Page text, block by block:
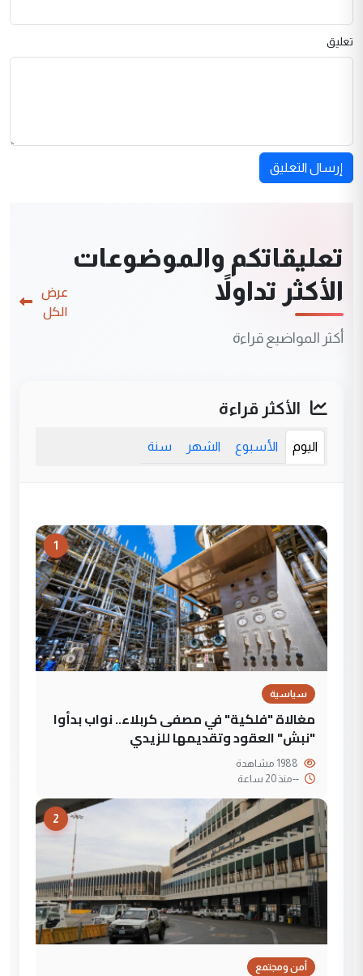
تعليق
إرسال التعليق
تعليقاتكم والموضوعات
الأكثر تداولاً
أكثر المواضيع قراءة
عرض
الكل
الأكثر قراءة
اليوم الأسبوع الشهر سنة
1
سياسية
مغالاة "فلكية" في مصفى كربلاء.. نواب بدأوا
"نبش" العقود وتقديمها للزيدي
--منذ 20 ساعة
2
أمن ومجتمع